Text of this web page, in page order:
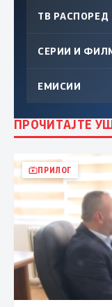
ТВ РАСПОРЕД
СЕРИИ И
ЕМИСИИ
ПРОЧИТАЈТЕ
ПРИЛОГ